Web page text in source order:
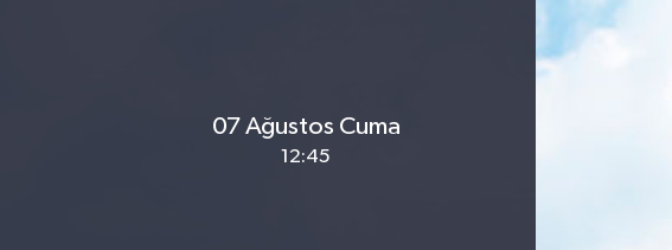
07 Ağustos Cuma
12:45